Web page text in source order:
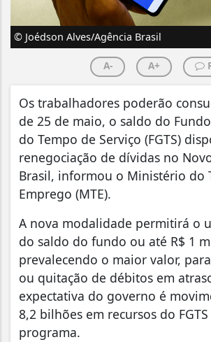
© Joédson Alves/Agência Brasil
A- A+
Os trabalhadores poderão
de 25 de maio, o saldo do
do Tempo de Serviço (FGTS)
renegociação de dívidas no
Brasil, informou o Ministério do
Emprego (MTE).
A nova modalidade permitirá o
do saldo do fundo ou até R$ 1
prevalecendo o maior valor,
ou quitação de débitos em
expectativa do governo é
8,2 bilhões em recursos do
programa.